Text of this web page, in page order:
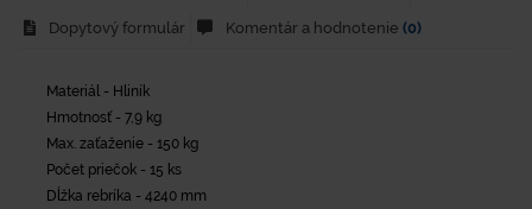
Dopytový formulár Komentár a hodnotenie (0)
Materiál - Hliník
Hmotnosť - 7,9 kg
Max. zaťaženie - 150 kg
Počet priečok - 15 ks
Dĺžka rebríka - 4240 mm